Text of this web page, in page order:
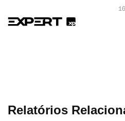
Relatórios